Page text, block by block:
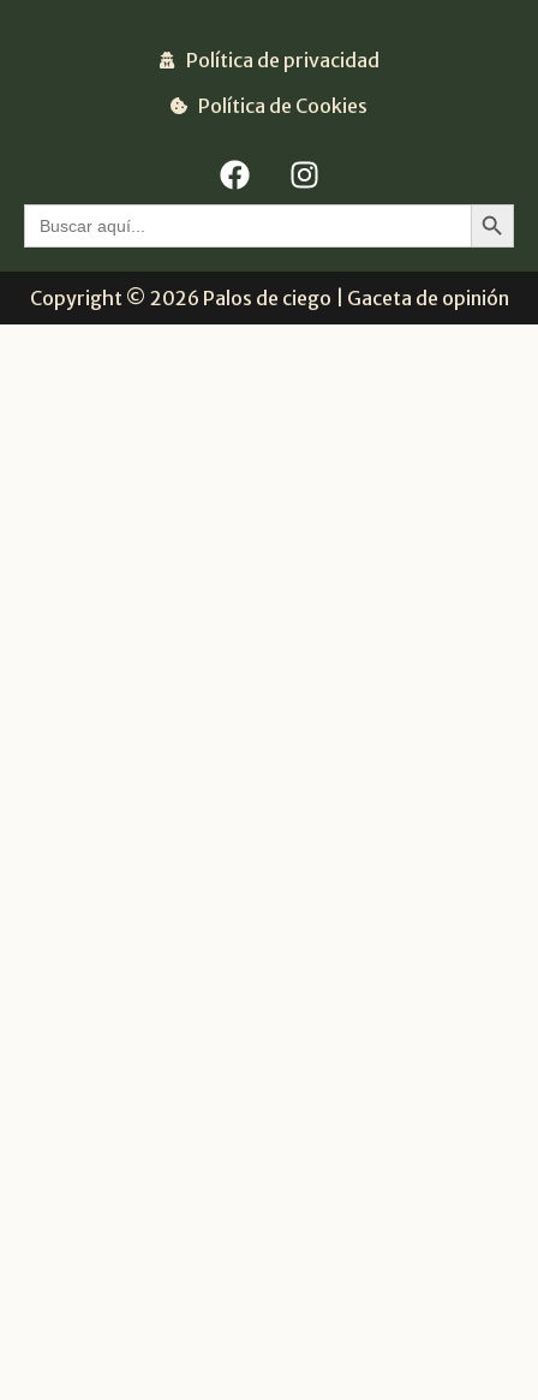
Política de privacidad
Política de Cookies
Buscar: Botón
Copyright © 2026 Palos de ciego | Gaceta de opinión